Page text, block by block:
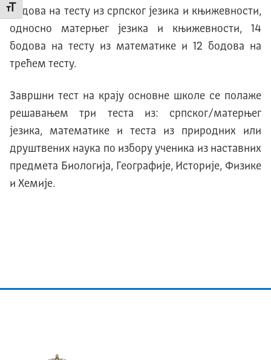
Промени величину слова
бодова на тесту из српског језика и књижевности,
односно матерњег језика и књижевности, 14
бодова на тесту из математике и 12 бодова на
трећем тесту.
Завршни тест на крају основне школе се полаже
решавањем три теста из: српског/матерњег
језика, математике и теста из природних или
друштвених наука по избору ученика из наставних
предмета Биологија, Географије, Историје, Физике
и Хемије.